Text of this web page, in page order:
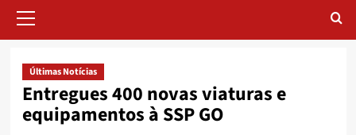
Menu
Últimas Notícias
Entregues 400 novas viaturas e
equipamentos à SSP GO